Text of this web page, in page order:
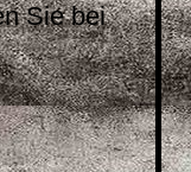
Sie bei